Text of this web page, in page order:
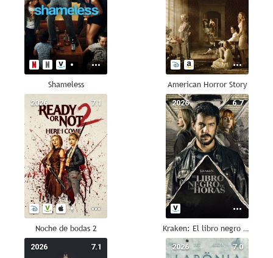
Shameless American Horror Story
7.1
2026
Noche de bodas 2
6.7
2026
Kraken: El libro negro de las horas
7.1
2026 7.0
2026